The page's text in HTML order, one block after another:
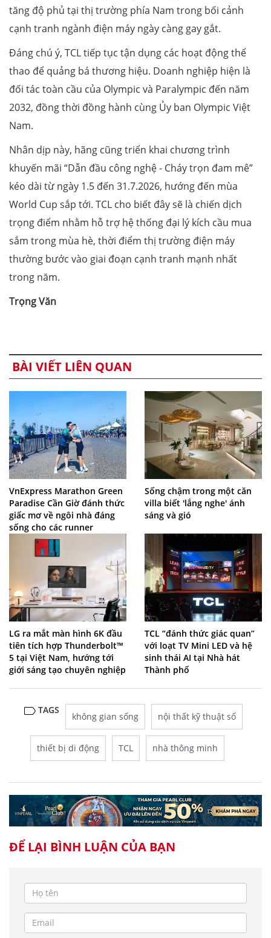
tăng độ phủ tại thị trường phía Nam trong bối cảnh
cạnh tranh ngành điện máy ngày càng gay gắt.
Đáng chú ý, TCL tiếp tục tận dụng các hoạt động thể
thao để quảng bá thương hiệu. Doanh nghiệp hiện là
đối tác toàn cầu của Olympic và Paralympic đến năm
2032, đồng thời đồng hành cùng Ủy ban Olympic Việt
Nam.
Nhân dịp này, hãng cũng triển khai chương trình
khuyến mãi “Dẫn đầu công nghệ - Cháy trọn đam mê”
kéo dài từ ngày 1.5 đến 31.7.2026, hướng đến mùa
World Cup sắp tới. TCL cho biết đây sẽ là chiến dịch
trọng điểm nhằm hỗ trợ hệ thống đại lý kích cầu mua
sắm trong mùa hè, thời điểm thị trường điện máy
thường bước vào giai đoạn cạnh tranh mạnh nhất
trong năm.
Trọng Văn
BÀI VIẾT LIÊN QUAN
VnExpress Marathon Green
Paradise Cần Giờ đánh thức
giấc mơ về ngôi nhà đáng
sống cho các runner
Sống chậm trong một căn
villa biết 'lắng nghe' ánh
sáng và gió
LG ra mắt màn hình 6K đầu
tiên tích hợp Thunderbolt™
5 tại Việt Nam, hướng tới
giới sáng tạo chuyên nghiệp
TCL “đánh thức giác quan”
với loạt TV Mini LED và hệ
sinh thái AI tại Nhà hát
Thành phố
TAGS
không gian sống nội thất kỹ thuật số
thiết bị di động TCL nhà thông minh
ĐỂ LẠI BÌNH LUẬN CỦA BẠN